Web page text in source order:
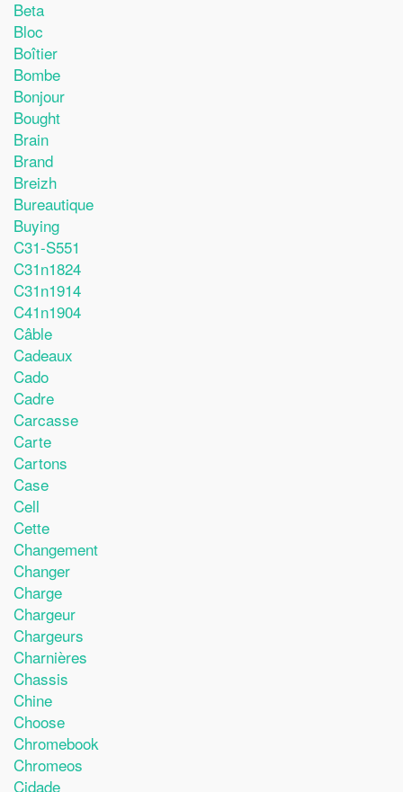
Beta
Bloc
Boîtier
Bombe
Bonjour
Bought
Brain
Brand
Breizh
Bureautique
Buying
C31-S551
C31n1824
C31n1914
C41n1904
Câble
Cadeaux
Cado
Cadre
Carcasse
Carte
Cartons
Case
Cell
Cette
Changement
Changer
Charge
Chargeur
Chargeurs
Charnières
Chassis
Chine
Choose
Chromebook
Chromeos
Cidade